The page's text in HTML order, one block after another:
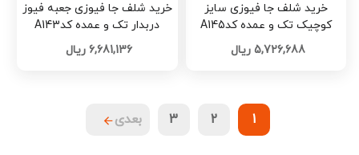
خرید شلف جا فیوزی سایز
کوچیک تک و عمده کدA145
5,726,688 ریال
خرید شلف جا فیوزی جعبه فیوز
دربدار تک و عمده کدA143
6,681,136 ریال
1
2
3 بعدی